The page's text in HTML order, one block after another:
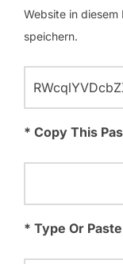
Website in diesem
speichern.
* Copy This
* Type Or